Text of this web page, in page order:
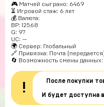
🎮 Матчей сыграно: 6469
⏳ Игровой стаж: 6 лет
💰 Валюта:
BP: 12568
G: 97
UC: —
🌍 Сервер: Глобальный
🔗 Привязка: Почта (передается)
🔄 Возможность смены данных:
!
После покупки
И будет доступна